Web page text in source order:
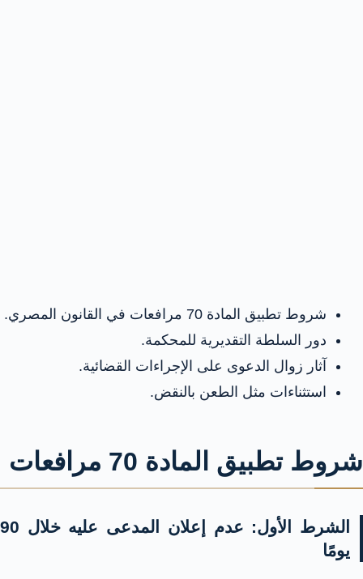
شروط تطبيق المادة 70 مرافعات في القانون المصري.
دور السلطة التقديرية للمحكمة.
آثار زوال الدعوى على الإجراءات القضائية.
استثناءات مثل الطعن بالنقض.
شروط تطبيق المادة 70 مرافعات
الشرط الأول: عدم إعلان المدعى عليه خلال 90
يومًا